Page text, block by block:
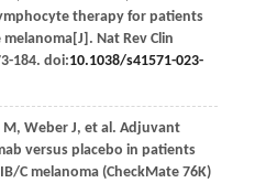
therapy for patients
Nat Rev Clin
184. doi:10.1038/s41571-023-
M, Weber J, et al. Adjuvant
versus placebo in patients
C melanoma (CheckMate 76K)